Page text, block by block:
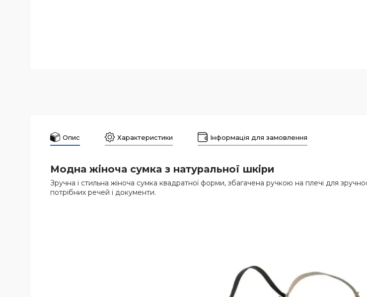
Опис Характеристики Інформація для замовлення
Модна жіноча сумка з натуральної шкіри
Зручна і стильна жіноча сумка квадратної форми, збагачена ручкою на плечі для
потрібних речей і документи.